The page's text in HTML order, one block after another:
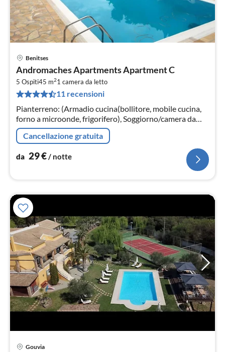
Benitses
Andromaches Apartments Apartment C
5 Ospiti45 m21 camera da letto
11 recensioni
Pianterreno: (Armadio cucina(bollitore, mobile cucina,
forno a microonde, frigorifero), Soggiorno/camera da
letto(letto singolo, letto matrimoniale, TV)
Cancellazione gratuita
da 29€/ notte
Gouvia